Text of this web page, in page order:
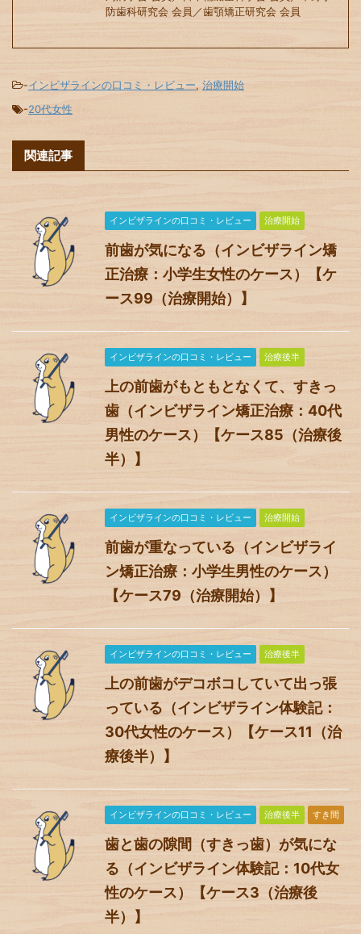
防歯科研究会 会員／歯顎矯正研究会 会員
-インビザラインの口コミ・レビュー, 治療開始
-20代女性
関連記事
インビザラインの口コミ・レビュー 治療開始
前歯が気になる（インビザライン矯
正治療：小学生女性のケース）【ケ
ース99（治療開始）】
インビザラインの口コミ・レビュー 治療後半
上の前歯がもともとなくて、すきっ
歯（インビザライン矯正治療：40代
男性のケース）【ケース85（治療後
半）】
インビザラインの口コミ・レビュー 治療開始
前歯が重なっている（インビザライ
ン矯正治療：小学生男性のケース）
【ケース79（治療開始）】
インビザラインの口コミ・レビュー 治療後半
上の前歯がデコボコしていて出っ張
っている（インビザライン体験記：
30代女性のケース）【ケース11（治
療後半）】
インビザラインの口コミ・レビュー 治療後半 すき間
歯と歯の隙間（すきっ歯）が気にな
る（インビザライン体験記：10代女
性のケース）【ケース3（治療後
半）】